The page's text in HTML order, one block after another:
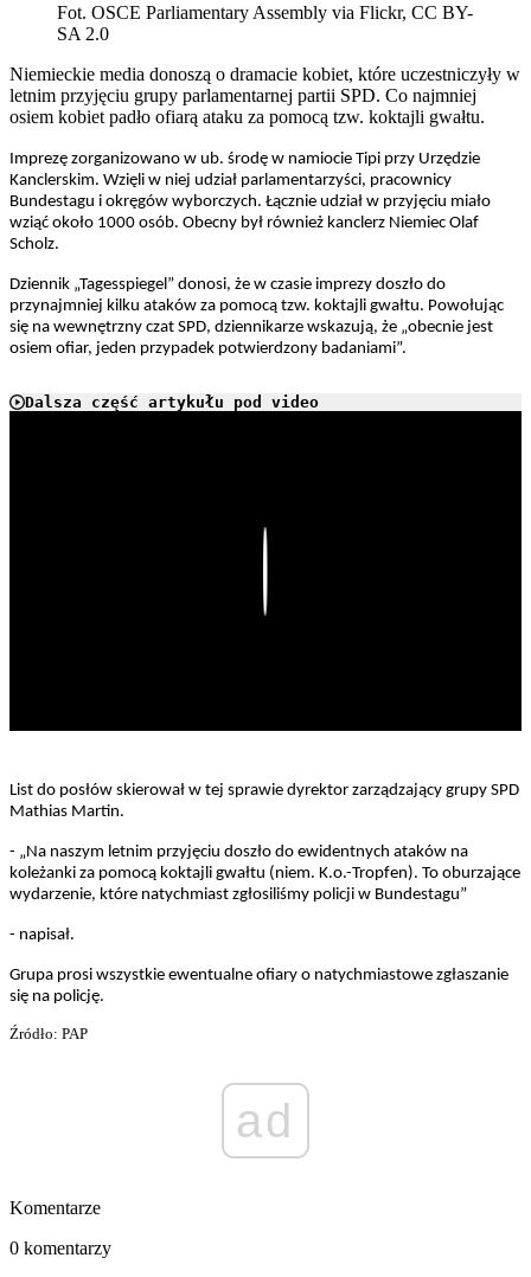
Fot. OSCE Parliamentary Assembly via Flickr, CC BY-
SA 2.0
Niemieckie media donoszą o dramacie kobiet, które uczestniczyły w
letnim przyjęciu grupy parlamentarnej partii SPD. Co najmniej
osiem kobiet padło ofiarą ataku za pomocą tzw. koktajli gwałtu.
Imprezę zorganizowano w ub. środę w namiocie Tipi przy Urzędzie
Kanclerskim. Wzięli w niej udział parlamentarzyści, pracownicy
Bundestagu i okręgów wyborczych. Łącznie udział w przyjęciu miało
wziąć około 1000 osób. Obecny był również kanclerz Niemiec Olaf
Scholz.
Dziennik „Tagesspiegel” donosi, że w czasie imprezy doszło do
przynajmniej kilku ataków za pomocą tzw. koktajli gwałtu. Powołując
się na wewnętrzny czat SPD, dziennikarze wskazują, że „obecnie jest
osiem ofiar, jeden przypadek potwierdzony badaniami”.
Dalsza część artykułu pod video
List do posłów skierował w tej sprawie dyrektor zarządzający grupy SPD
Mathias Martin.
- „Na naszym letnim przyjęciu doszło do ewidentnych ataków na
koleżanki za pomocą koktajli gwałtu (niem. K.o.-Tropfen). To oburzające
wydarzenie, które natychmiast zgłosiliśmy policji w Bundestagu”
- napisał.
Grupa prosi wszystkie ewentualne ofiary o natychmiastowe zgłaszanie
się na policję.
Źródło: PAP
ad
Komentarze
0 komentarzy